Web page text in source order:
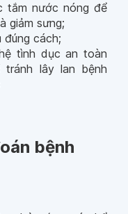
tắm nước nóng để
giảm sưng;
cách;
tình dục an toàn
lây lan bệnh
bệnh